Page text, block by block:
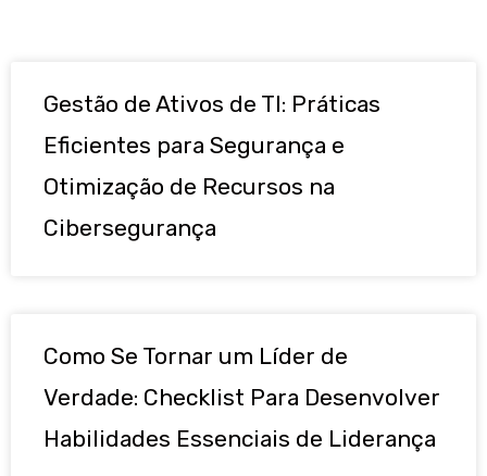
Gestão de Ativos de TI: Práticas
Eficientes para Segurança e
Otimização de Recursos na
Cibersegurança
Como Se Tornar um Líder de
Verdade: Checklist Para Desenvolver
Habilidades Essenciais de Liderança